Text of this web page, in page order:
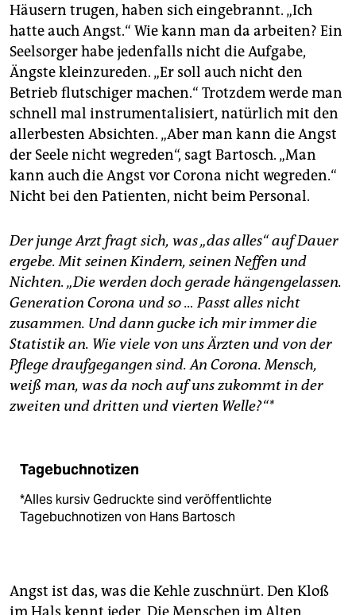
Häusern trugen, haben sich eingebrannt. „Ich
hatte auch Angst.“ Wie kann man da arbeiten? Ein
Seelsorger habe jedenfalls nicht die Aufgabe,
Ängste kleinzureden. „Er soll auch nicht den
Betrieb flutschiger machen.“ Trotzdem werde man
schnell mal instrumentalisiert, natürlich mit den
allerbesten Absichten. „Aber man kann die Angst
der Seele nicht wegreden“, sagt Bartosch. „Man
kann auch die Angst vor Corona nicht wegreden.“
Nicht bei den Patienten, nicht beim Personal.
Der junge Arzt fragt sich, was „das alles“ auf Dauer
ergebe. Mit seinen Kindern, seinen Neffen und
Nichten. „Die werden doch gerade hängengelassen.
Generation Corona und so … Passt alles nicht
zusammen. Und dann gucke ich mir immer die
Statistik an. Wie viele von uns Ärzten und von der
Pflege draufgegangen sind. An Corona. Mensch,
weiß man, was da noch auf uns zukommt in der
zweiten und dritten und vierten Welle?“*
Tagebuchnotizen
*Alles kursiv Gedruckte sind veröffentlichte
Tagebuchnotizen von Hans Bartosch
Angst ist das, was die Kehle zuschnürt. Den Kloß